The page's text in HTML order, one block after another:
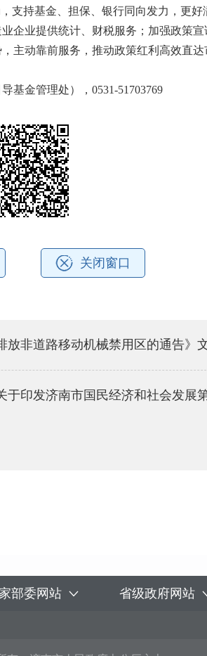
支持基金、担保、银行同向发力，更好
企业提供统计、财税服务；加强政策
主动靠前服务，推动政策红利高效直达
基金管理处），0531-51703769
关闭窗口
放非道路移动机械禁用区的通告》
于印发济南市国民经济和社会发展
部委网站 省级政府网站